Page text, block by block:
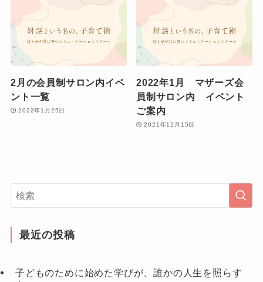
2月の会員制サロン内イベ
ント一覧
2022年1月25日
2022年1月 マザーズ会
員制サロン内 イベント
ご案内
2021年12月15日
最近の投稿
子どものために始めた学びが、誰かの人生を照らす